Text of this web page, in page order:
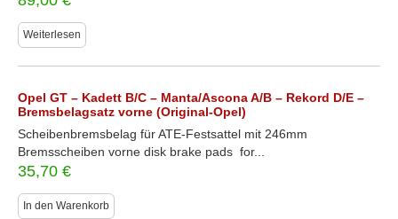
Weiterlesen
Opel GT – Kadett B/C – Manta/Ascona A/B – Rekord D/E –
Bremsbelagsatz vorne (Original-Opel)
Scheibenbremsbelag für ATE-Festsattel mit 246mm
Bremsscheiben vorne disk brake pads for...
35,70 €
In den Warenkorb